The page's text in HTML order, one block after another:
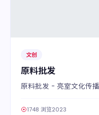
文创
原料批发
原料批发 - 亮室文化传播
1748 浏览2023